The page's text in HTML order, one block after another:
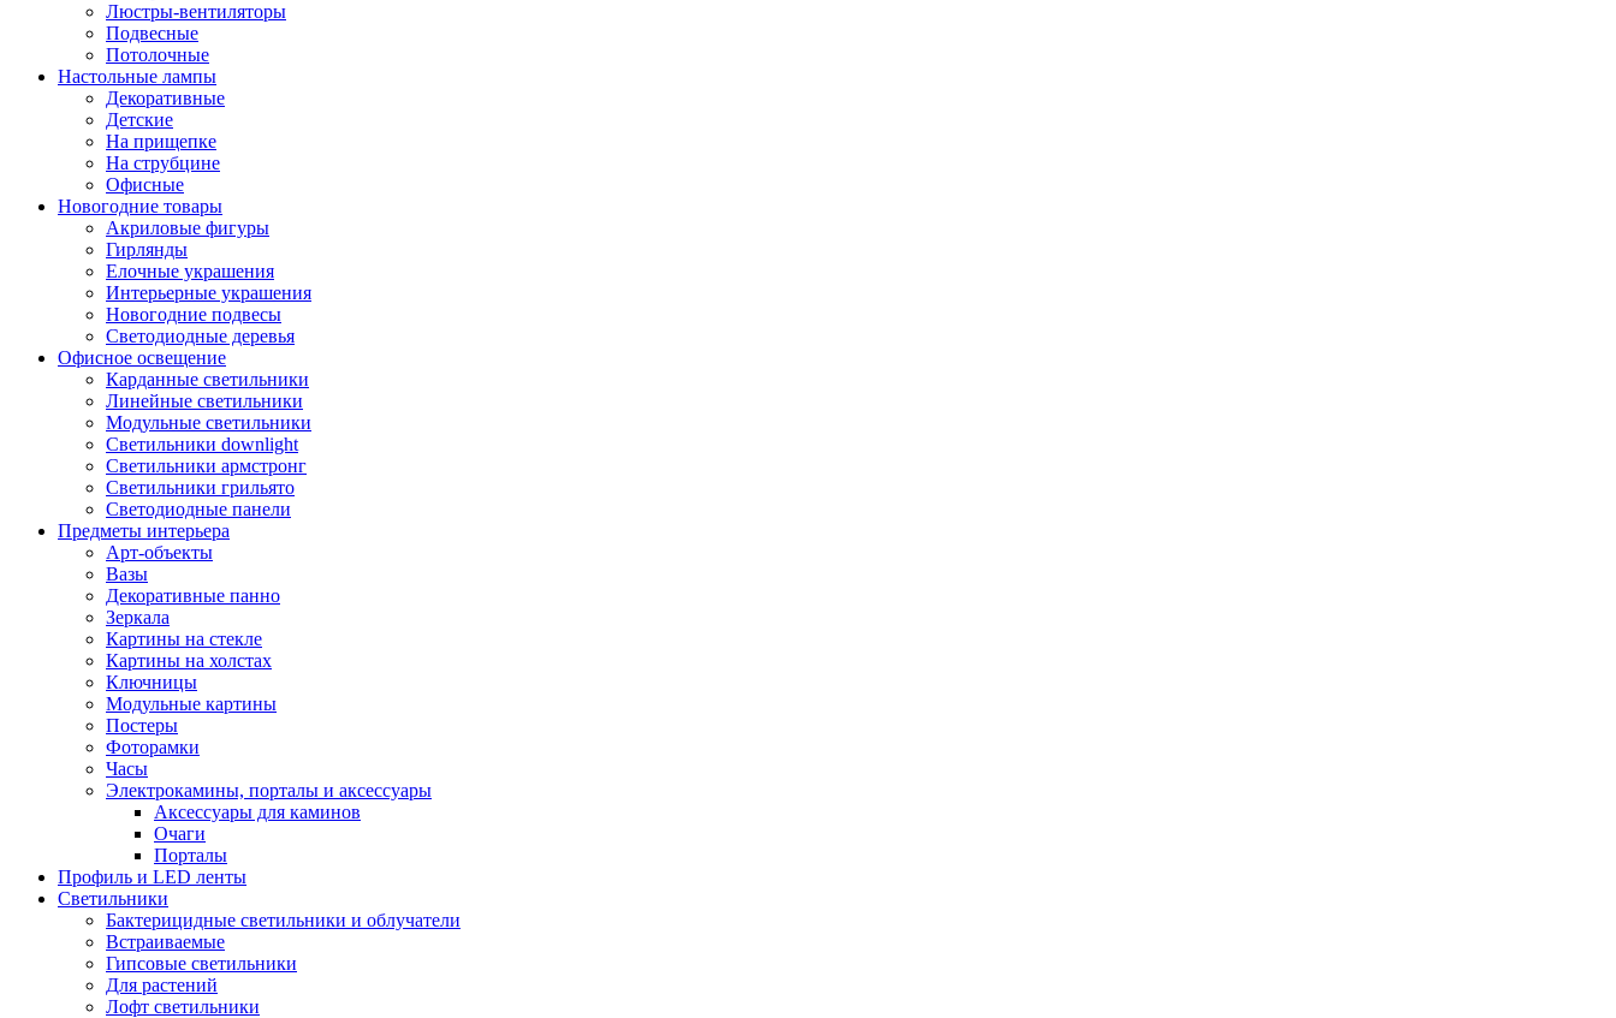
Люстры-вентиляторы
Подвесные
Потолочные
Настольные лампы
Декоративные
Детские
На прищепке
На струбцине
Офисные
Новогодние товары
Акриловые фигуры
Гирлянды
Елочные украшения
Интерьерные украшения
Новогодние подвесы
Светодиодные деревья
Офисное освещение
Карданные светильники
Линейные светильники
Модульные светильники
Светильники downlight
Светильники армстронг
Светильники грильято
Светодиодные панели
Предметы интерьера
Арт-объекты
Вазы
Декоративные панно
Зеркала
Картины на стекле
Картины на холстах
Ключницы
Модульные картины
Постеры
Фоторамки
Часы
Электрокамины, порталы и аксессуары
Аксессуары для каминов
Очаги
Порталы
Профиль и LED ленты
Светильники
Бактерицидные светильники и облучатели
Встраиваемые
Гипсовые светильники
Для растений
Лофт светильники